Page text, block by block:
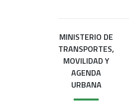
MINISTERIO DE
TRANSPORTES,
MOVILIDAD Y
AGENDA
URBANA